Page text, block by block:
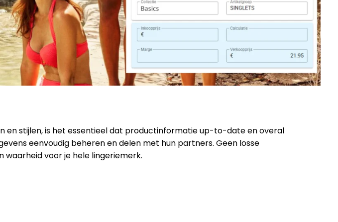
en stijlen, is het essentieel dat productinformatie up-to-date en overal
eenvoudig beheren en delen met hun partners. Geen losse
voor je hele lingeriemerk.